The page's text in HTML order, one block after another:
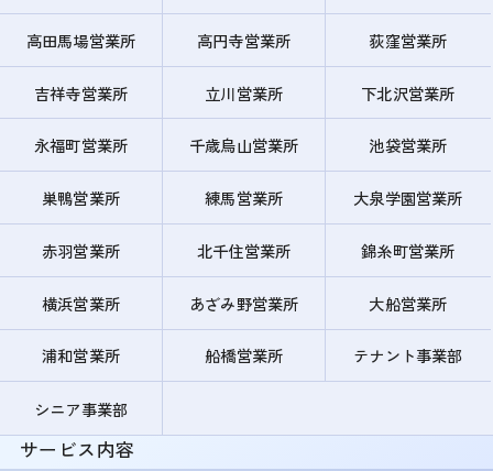
高田馬場営業所 高円寺営業所 荻窪営業所
吉祥寺営業所 立川営業所 下北沢営業所
永福町営業所 千歳烏山営業所 池袋営業所
巣鴨営業所 練馬営業所 大泉学園営業所
赤羽営業所 北千住営業所 錦糸町営業所
横浜営業所 あざみ野営業所 大船営業所
浦和営業所 船橋営業所 テナント事業部
シニア事業部
サービス内容